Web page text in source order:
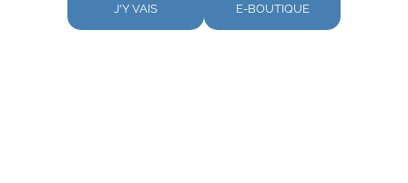
J'Y VAIS E-BOUTIQUE